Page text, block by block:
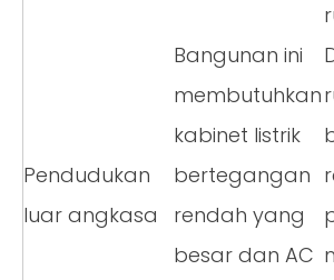
Pendudukan
luar angkasa
Bangunan ini
membutuhkan
kabinet listrik
bertegangan
rendah yang
besar dan AC